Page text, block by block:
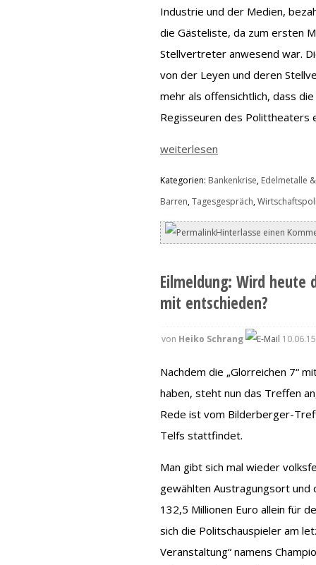
Industrie und der Medien,
die Gästeliste, da zum ersten
Stellvertreter anwesend war.
von der Leyen und deren
mehr als offensichtlich, dass
Regisseuren des Polittheaters
weiterlesen
Kategorien: Bankenkrise, Edelmetalle
Barren,Tagesgespräch,
Hinterlasse einen
Eilmeldung: Wird heute
mit entschieden?
von Heiko Schrang
Nachdem die „Glorreichen 7“
haben, steht nun das Treffen
Rede ist vom Bilderberger-
Telfs stattfindet.
Man gibt sich mal wieder
gewählten Austragungsort und
132,5 Millionen Euro allein für
sich die Politschauspieler am
Veranstaltung“ namens